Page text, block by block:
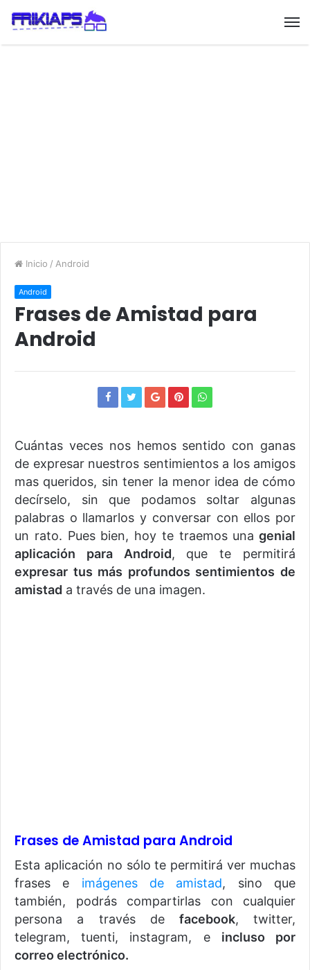
Inicio / Android
Android
Frases de Amistad para
Android
Cuántas veces nos hemos sentido con ganas
de expresar nuestros sentimientos a los amigos
mas queridos, sin tener la menor idea de cómo
decírselo, sin que podamos soltar algunas
palabras o llamarlos y conversar con ellos por
un rato. Pues bien, hoy te traemos una genial
aplicación para Android, que te permitirá
expresar tus más profundos sentimientos de
amistad a través de una imagen.
Frases de Amistad para Android
Esta aplicación no sólo te permitirá ver muchas
frases e imágenes de amistad, sino que
también, podrás compartirlas con cualquier
persona a través de facebook, twitter,
telegram, tuenti, instagram, e incluso por
correo electrónico.